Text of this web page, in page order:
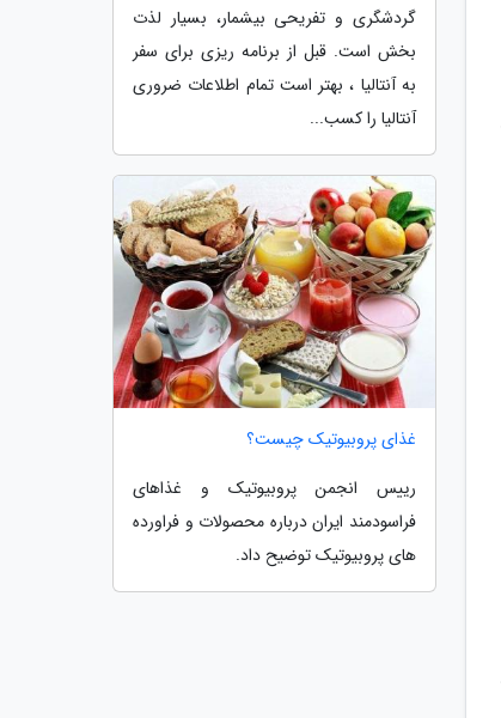
گردشگری و تفریحی بیشمار، بسیار لذت
بخش است. قبل از برنامه ریزی برای سفر
به آنتالیا ، بهتر است تمام اطلاعات ضروری
آنتالیا را کسب...
غذای پروبیوتیک چیست؟
رییس انجمن پروبیوتیک و غذاهای
فراسودمند ایران درباره محصولات و فراورده
های پروبیوتیک توضیح داد.